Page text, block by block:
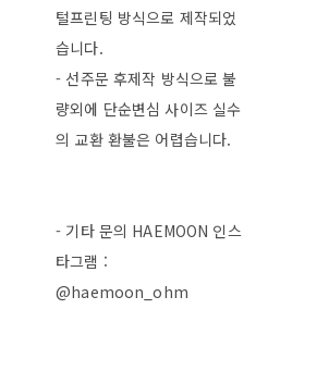
털프린팅 방식으로 제작되었
습니다.
- 선주문 후제작 방식으로 불
량외에 단순변심 사이즈 실수
의 교환 환불은 어렵습니다.
- 기타 문의 HAEMOON 인스
타그램 :
@haemoon_ohm